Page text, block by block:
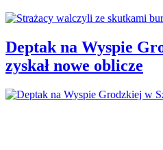
Deptak na Wyspie
zyskał nowe oblicze